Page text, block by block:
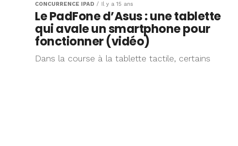
CONCURRENCE IPAD Il y a 15 ans
Le PadFone d’Asus : une tablette
qui avale un smartphone pour
fonctionner (vidéo)
Dans la course à la tablette tactile, certains